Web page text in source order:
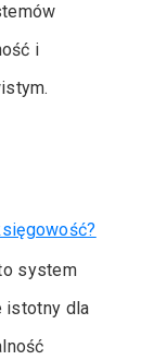
i
system
istotny dla